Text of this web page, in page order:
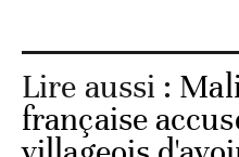
Lire aussi :
française